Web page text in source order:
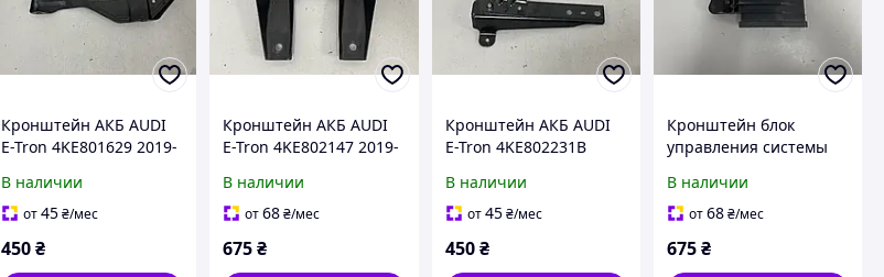
Кронштейн АКБ AUDI
E-Tron 4KE801629 2019-
В наличии
от45₴/мес
450₴
Кронштейн АКБ AUDI
E-Tron 4KE802147 2019-
В наличии
от68₴/мес
675₴
Кронштейн АКБ AUDI
E-Tron 4KE802231B
В наличии
от45 ₴/мес
450 ₴
Кронштейн блок
управления системы
AUDI E-Tron
4KE965557B 2019-
В наличии
от68₴/мес
675₴